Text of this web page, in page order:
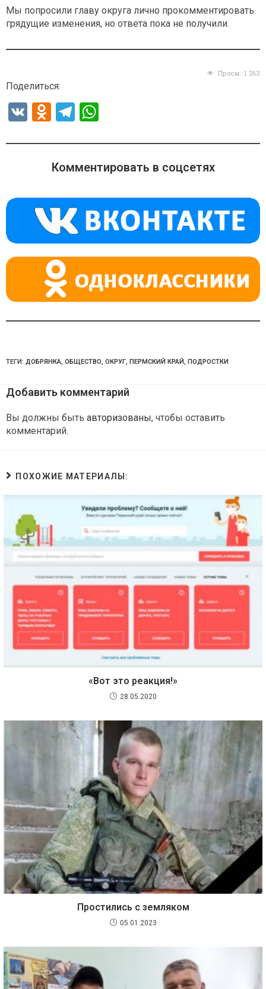
Мы попросили главу округа лично прокомментировать
грядущие изменения, но ответа пока не получили.
Просм.: 1 263
Поделиться:
V
O
n
o
a
ss
ni
ki
T
e
gr
m
at
s
p
p
Комментировать в соцсетях
ТЕГИ: ДОБРЯНКА, ОБЩЕСТВО, ОКРУГ, ПЕРМСКИЙ КРАЙ, ПОДРОСТКИ
Добавить комментарий
Вы должны быть авторизованы, чтобы оставить
комментарий.
ПОХОЖИЕ МАТЕРИАЛЫ:
«Вот это реакция!»
28.05.2020
Простились с земляком
05.01.2023